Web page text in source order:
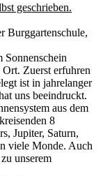
geschrieben.
Burggartenschule,
Sonnenschein
Zuerst erfuhren
ist in jahrelanger
uns beeindruckt.
aus dem
8
Jupiter, Saturn,
viele Monde. Auch
unserem